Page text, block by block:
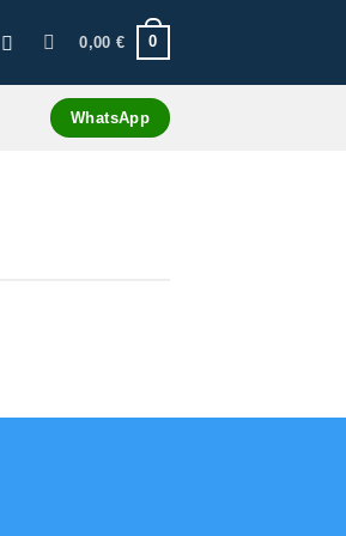
0,00 € 0
WhatsApp